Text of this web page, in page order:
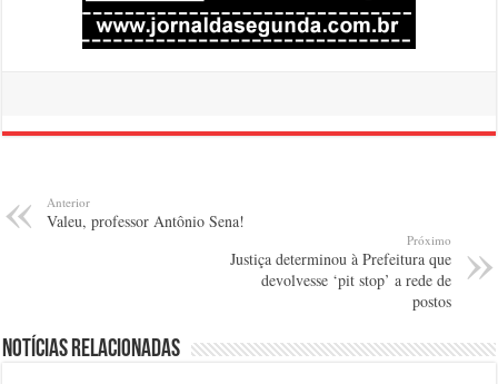
Anterior
Valeu, professor Antônio Sena!
Próximo
Justiça determinou à Prefeitura que
devolvesse ‘pit stop’ a rede de
postos
Notícias relacionadas